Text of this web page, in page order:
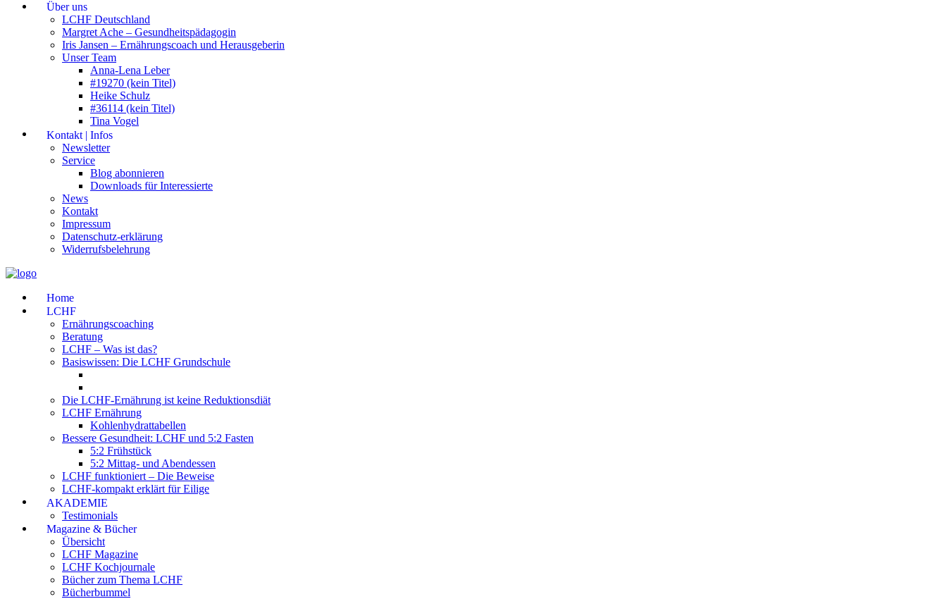
Über uns
LCHF Deutschland
Margret Ache – Gesundheitspädagogin
Iris Jansen – Ernährungscoach und Herausgeberin
Unser Team
Anna-Lena Leber
#19270 (kein Titel)
Heike Schulz
#36114 (kein Titel)
Tina Vogel
Kontakt | Infos
Newsletter
Service
Blog abonnieren
Downloads für Interessierte
News
Kontakt
Impressum
Datenschutz-erklärung
Widerrufsbelehrung
Home
LCHF
Ernährungscoaching
Beratung
LCHF – Was ist das?
Basiswissen: Die LCHF Grundschule
Die LCHF-Ernährung ist keine Reduktionsdiät
LCHF Ernährung
Kohlenhydrattabellen
Bessere Gesundheit: LCHF und 5:2 Fasten
5:2 Frühstück
5:2 Mittag- und Abendessen
LCHF funktioniert – Die Beweise
LCHF-kompakt erklärt für Eilige
AKADEMIE
Testimonials
Magazine & Bücher
Übersicht
LCHF Magazine
LCHF Kochjournale
Bücher zum Thema LCHF
Bücherbummel